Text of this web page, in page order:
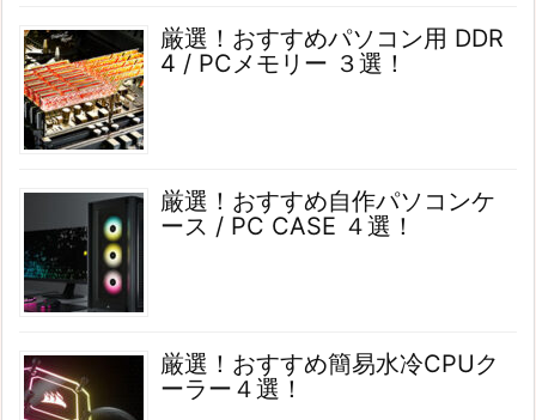
厳選！おすすめパソコン用 DDR
4 / PCメモリー ３選！
厳選！おすすめ自作パソコンケ
ース / PC CASE ４選！
厳選！おすすめ簡易水冷CPUク
ーラー４選！